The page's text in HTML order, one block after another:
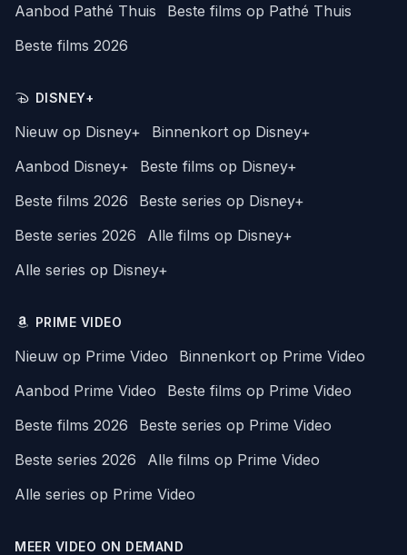
Aanbod Pathé Thuis
Beste films op Pathé Thuis
Beste films 2026
DISNEY+
Nieuw op Disney+
Binnenkort op Disney+
Aanbod Disney+
Beste films op Disney+
Beste films 2026
Beste series op Disney+
Beste series 2026
Alle films op Disney+
Alle series op Disney+
PRIME VIDEO
Nieuw op Prime Video
Binnenkort op Prime Video
Aanbod Prime Video
Beste films op Prime Video
Beste films 2026
Beste series op Prime Video
Beste series 2026
Alle films op Prime Video
Alle series op Prime Video
MEER VIDEO ON DEMAND